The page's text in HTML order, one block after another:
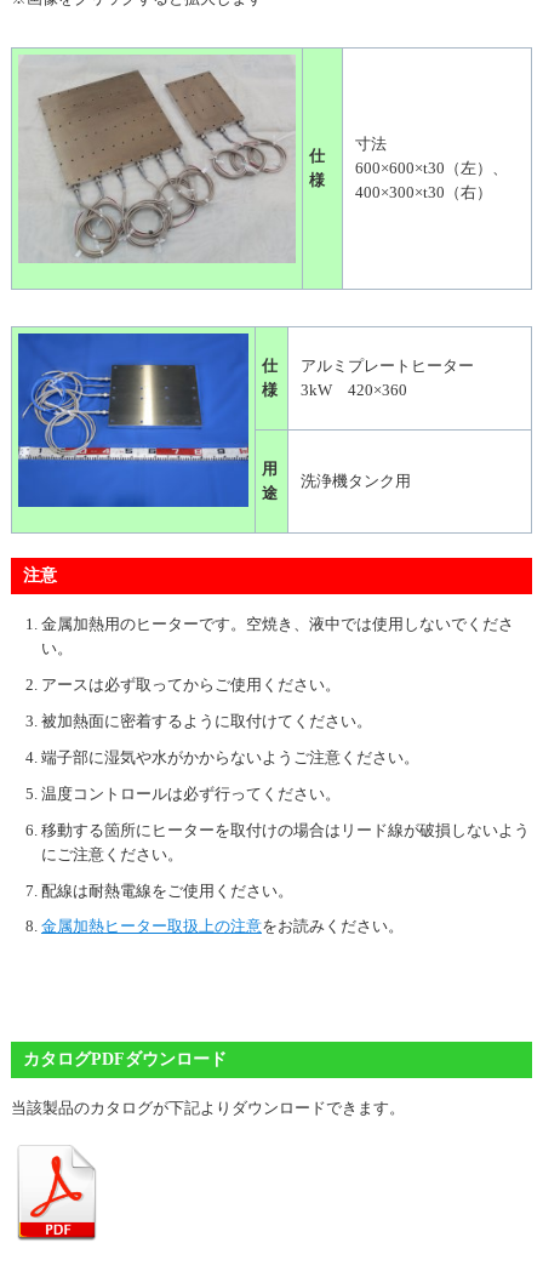
仕
様
寸法
600×600×t30（左）、
400×300×t30（右）
仕
様
アルミプレートヒーター
3kW 420×360
用
途
洗浄機タンク用
注意
金属加熱用のヒーターです。空焼き、液中では使用しないでくださ
い。
アースは必ず取ってからご使用ください。
被加熱面に密着するように取付けてください。
端子部に湿気や水がかからないようご注意ください。
温度コントロールは必ず行ってください。
移動する箇所にヒーターを取付けの場合はリード線が破損しないよう
にご注意ください。
配線は耐熱電線をご使用ください。
金属加熱ヒーター取扱上の注意をお読みください。
カタログPDFダウンロード
当該製品のカタログが下記よりダウンロードできます。